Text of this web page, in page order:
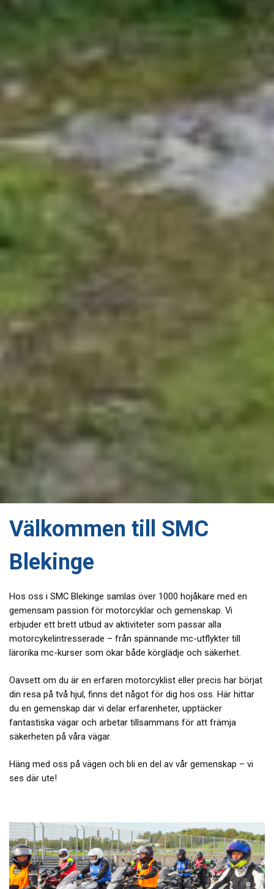
Välkommen till SMC
Blekinge
Hos oss i SMC Blekinge samlas över 1000 hojåkare med en
gemensam passion för motorcyklar och gemenskap. Vi
erbjuder ett brett utbud av aktiviteter som passar alla
motorcykelintresserade – från spännande mc-utflykter till
lärorika mc-kurser som ökar både körglädje och säkerhet.
Oavsett om du är en erfaren motorcyklist eller precis har börjat
din resa på två hjul, finns det något för dig hos oss. Här hittar
du en gemenskap där vi delar erfarenheter, upptäcker
fantastiska vägar och arbetar tillsammans för att främja
säkerheten på våra vägar.
Häng med oss på vägen och bli en del av vår gemenskap – vi
ses där ute!